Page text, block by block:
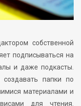
собственной
подписываться на
и даже подкасты.
папки по
материалами и
для чтения.